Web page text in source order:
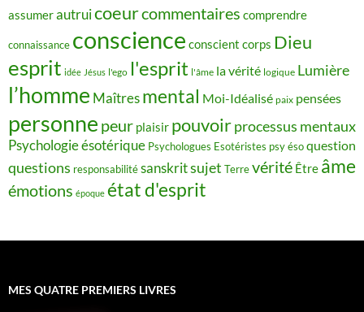
assumerautruicoeurcommentaires comprendre
connaissance conscience conscient corps Dieu
esprit idée Jésus l'ego l'esprit l'âme la vérité logique Lumière
l’homme Maîtres mental Moi-Idéalisé paix pensées
personne peur plaisir pouvoirprocessus mentaux
Psychologie ésotérique Psychologues Esotéristes psy ésoquestion
questions responsabilitésanskritsujet Terrevérité Être âme
émotions époque état d'esprit
MES QUATRE PREMIERS LIVRES